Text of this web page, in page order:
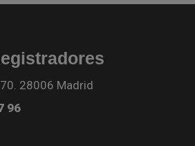
28006 Madrid
96